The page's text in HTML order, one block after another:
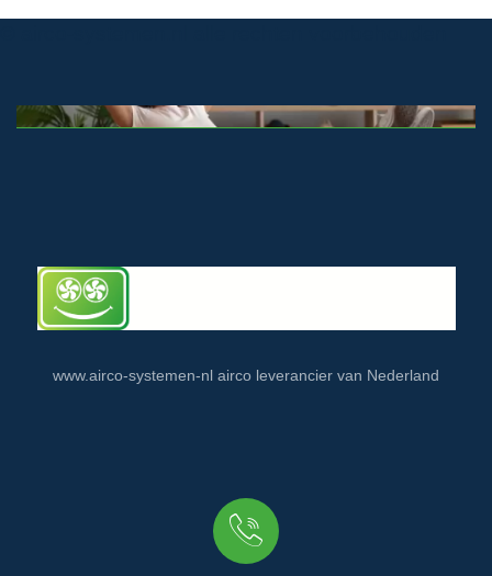
www.airco-systemen-nl airco leverancier van Nederland